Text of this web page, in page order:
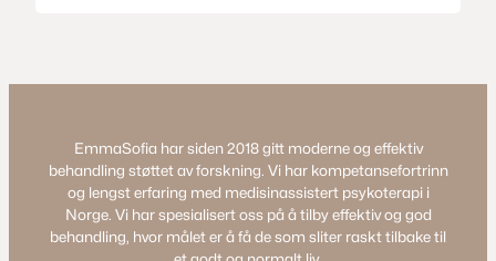
EmmaSofia har siden 2018 gitt moderne og effektiv
behandling støttet av forskning. Vi har kompetansefortrinn
og lengst erfaring med medisinassistert psykoterapi i
Norge. Vi har spesialisert oss på å tilby effektiv og god
behandling, hvor målet er å få de som sliter raskt tilbake til